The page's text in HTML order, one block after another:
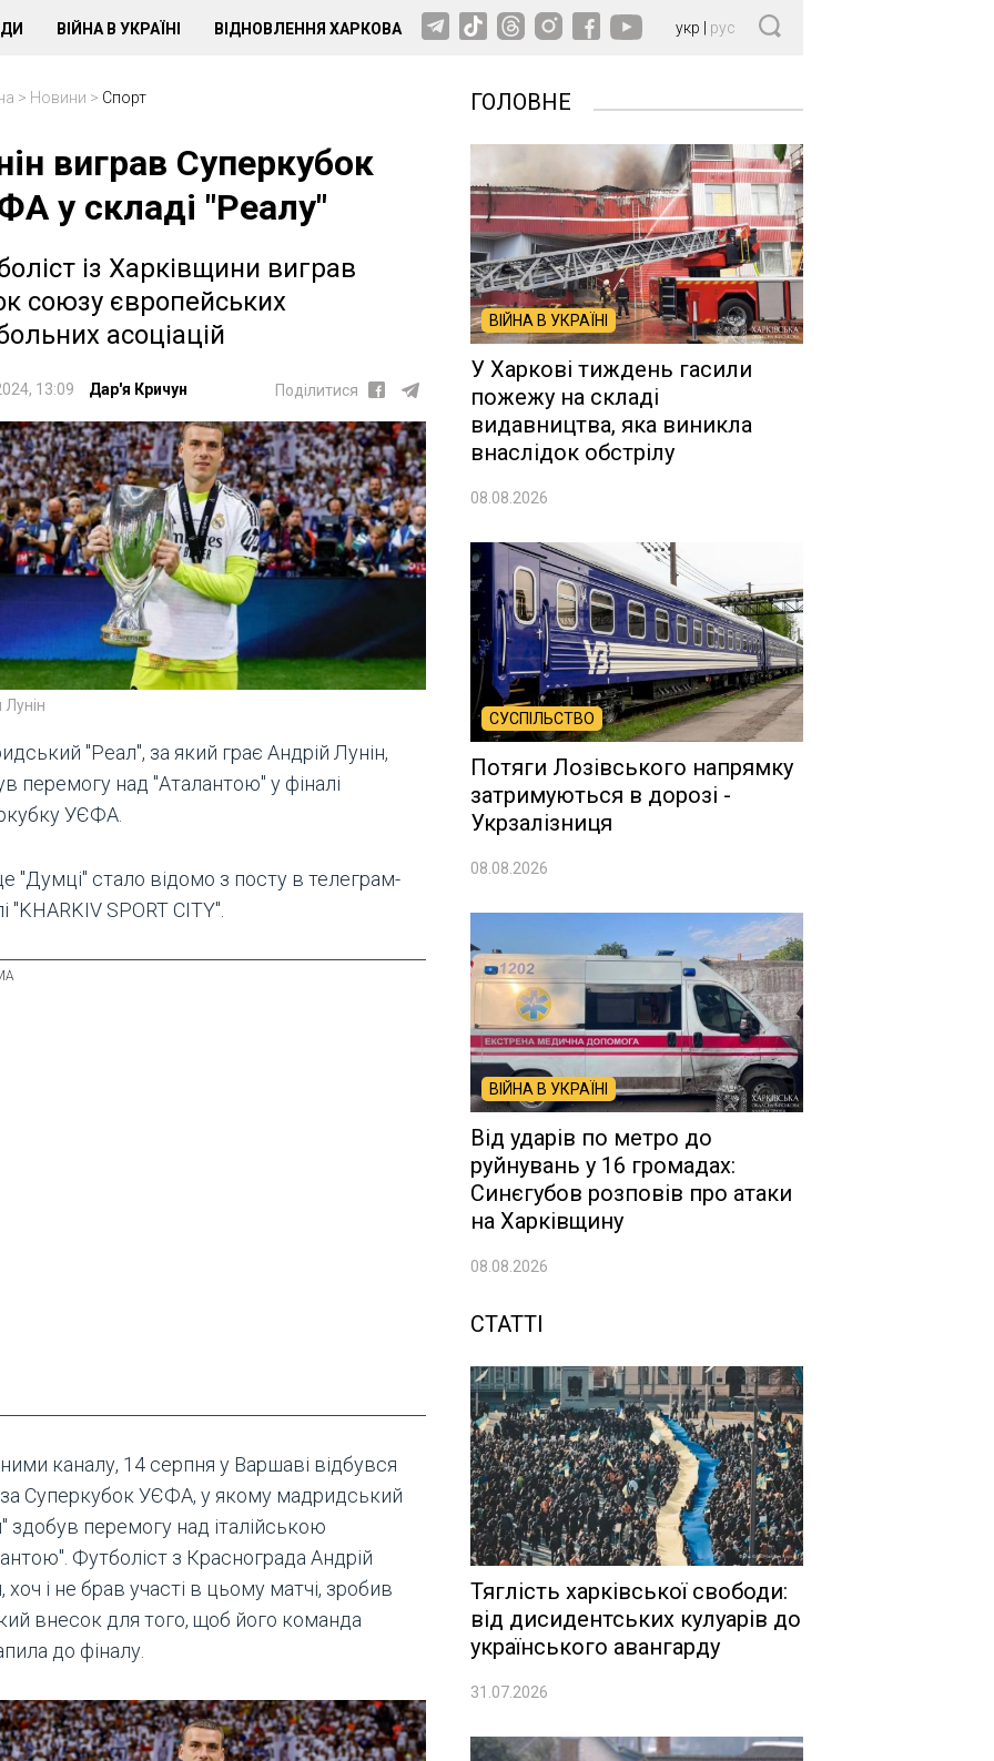
ВІЙНА В УКРАЇНІ ВІДНОВЛЕННЯ ХАРКОВА укр рус
> Новини > Спорт
виграв Суперкубок
у складі "Реалу"
із Харківщини виграв
союзу європейських
асоціацій
13:09 Дар'я Кричун Поділитися
Лунін
"Реал", за який грає Андрій Лунін,
перемогу над "Аталантою" у фіналі
УЄФА.
"Думці" стало відомо з посту в телеграм-
"KHARKIV SPORT CITY".
каналу, 14 серпня у Варшаві відбувся
Суперкубок УЄФА, у якому мадридський
здобув перемогу над італійською
Футболіст з Краснограда Андрій
хоч і не брав участі в цьому матчі, зробив
внесок для того, щоб його команда
до фіналу.
ГОЛОВНЕ
ВІЙНА В УКРАЇНІ
У Харкові тиждень гасили
пожежу на складі
видавництва, яка виникла
внаслідок обстрілу
08.08.2026
СУСПІЛЬСТВО
Потяги Лозівського напрямку
затримуються в дорозі -
Укрзалізниця
08.08.2026
ВІЙНА В УКРАЇНІ
Від ударів по метро до
руйнувань у 16 громадах:
Синєгубов розповів про атаки
на Харківщину
08.08.2026
СТАТТІ
Тяглість харківської свободи:
від дисидентських кулуарів до
українського авангарду
31.07.2026